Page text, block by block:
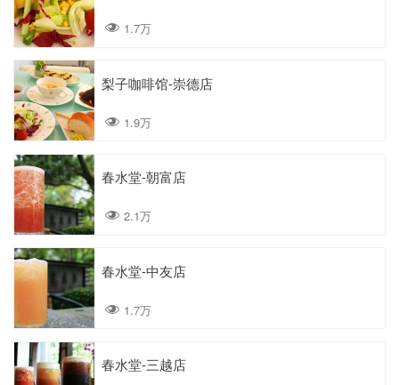
1.7万
梨子咖啡馆-崇德店
1.9万
春水堂-朝富店
2.1万
春水堂-中友店
1.7万
春水堂-三越店